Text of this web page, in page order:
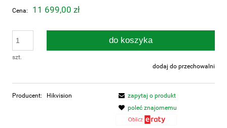
Cena: 11 699,00 zł
szt.
do koszyka
dodaj do przechowalni
Producent: Hikvision
zapytaj o produkt
poleć znajomemu